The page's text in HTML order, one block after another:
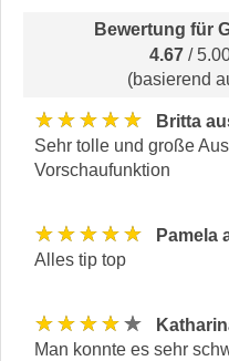
Bewertung für
4.67 /
(basierend
★★★★★
Britta
Sehr tolle und große
Vorschaufunktion
★★★★★
Pamela
Alles tip top
★★★★★
Man konnte es sehr